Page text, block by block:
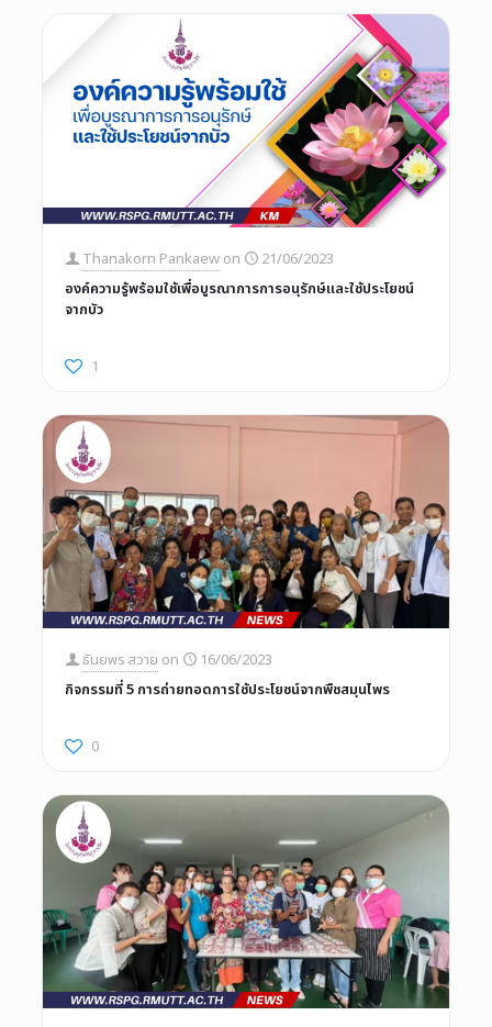
Thanakorn Pankaew on
21/06/2023
องค์ความรู้พร้อมใช้เพื่อบูรณาการการอนุรักษ์เเละใช้ประโยชน์
จากบัว
1
ธันยพร สวาย on
16/06/2023
กิจกรรมที่ 5 การถ่ายทอดการใช้ประโยชน์จากพืชสมุนไพร
0